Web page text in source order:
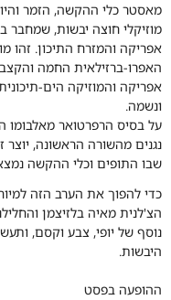
מאסטר כלי ההקשה, הזמר
מוזיקלי חוצה יבשות, שמחבר
אפריקה והמזרח התיכון. זהו
האפרו-ברזילאית החמה
אפריקה והמוזיקה הים-
ונשמה.
על בסיס הרפרטואר מאלבומו
נגנים מהשורה הראשונה, יוצר
שבו התופים וכלי ההקשה
כדי להפוך את הערב הזה
הצ'לנית מאיה בלזיצמן
נוסף של יופי, צבע וקסם,
היבשות.
ההופעה בפסט